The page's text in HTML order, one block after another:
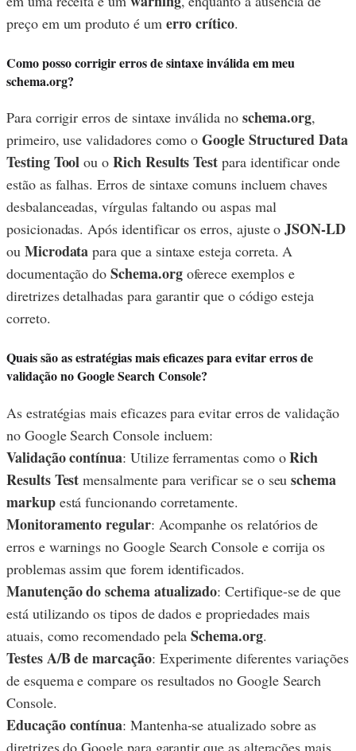
preço em um produto é um erro crítico.
Como posso corrigir erros de sintaxe inválida em meu
schema.org?
Para corrigir erros de sintaxe inválida no schema.org,
primeiro, use validadores como oGoogle Structured Data
Testing Tool ou oRich Results Test para identificar onde
estão as falhas. Erros de sintaxe comuns incluem chaves
desbalanceadas, vírgulas faltando ou aspas mal
posicionadas. Após identificar os erros, ajuste oJSON-LD
ou Microdata para que a sintaxe esteja correta. A
documentação doSchema.orgoferece exemplos e
diretrizes detalhadas para garantir que o código esteja
correto.
Quais são as estratégias mais eficazes para evitar erros de
validação no Google Search Console?
As estratégias mais eficazes para evitar erros de validação
no Google Search Console incluem:
Validação contínua: Utilize ferramentas como oRich
Results Test mensalmente para verificar se o seuschema
markupestá funcionando corretamente.
Monitoramento regular: Acompanhe os relatórios de
erros e warnings no Google Search Console e corrija os
problemas assim que forem identificados.
Manutenção do schema atualizado: Certifique-se de que
está utilizando os tipos de dados e propriedades mais
atuais, como recomendado pelaSchema.org.
Testes A/B de marcação: Experimente diferentes variações
de esquema e compare os resultados no Google Search
Console.
Educação contínua: Mantenha-se atualizado sobre as
diretrizes do Google para garantir que as alterações mais